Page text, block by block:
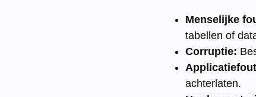
Menselijke
tabellen of
Corruptie:
achterlaten.